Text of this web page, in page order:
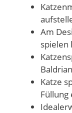
Am
spielen
Katze